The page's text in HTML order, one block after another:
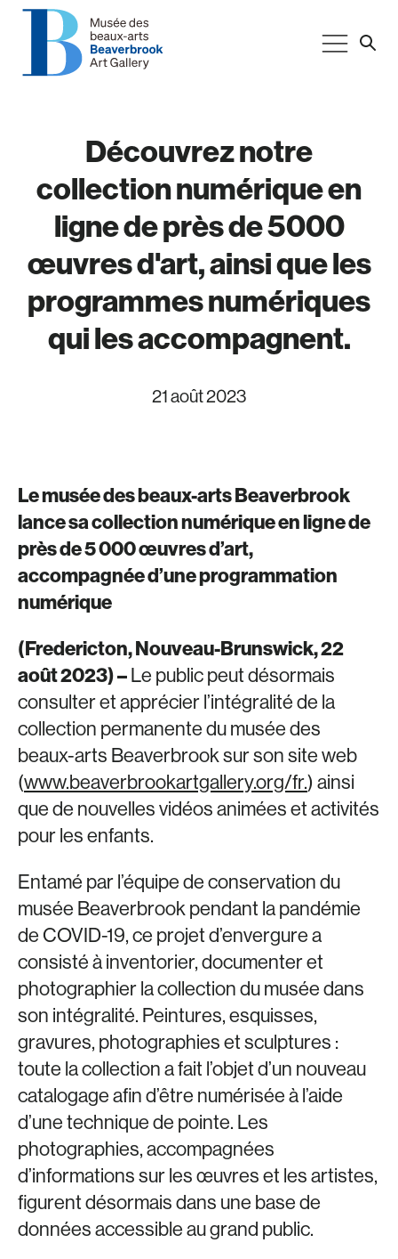
Découvrez notre
collection numérique en
ligne de près de 5000
œuvres d'art, ainsi que les
programmes numériques
qui les accompagnent.
21 août 2023
Le musée des beaux-arts Beaverbrook
lance sa collection numérique en ligne de
près de 5 000 œuvres d’art,
accompagnée d’une programmation
numérique
(Fredericton, Nouveau-Brunswick, 22
août 2023) – Le public peut désormais
consulter et apprécier l’intégralité de la
collection permanente du musée des
beaux-arts Beaverbrook sur son site web
(www.beaverbrookartgallery.org/fr.) ainsi
que de nouvelles vidéos animées et activités
pour les enfants.
Entamé par l’équipe de conservation du
musée Beaverbrook pendant la pandémie
de COVID-19, ce projet d’envergure a
consisté à inventorier, documenter et
photographier la collection du musée dans
son intégralité. Peintures, esquisses,
gravures, photographies et sculptures :
toute la collection a fait l’objet d’un nouveau
catalogage afin d’être numérisée à l’aide
d’une technique de pointe. Les
photographies, accompagnées
d’informations sur les œuvres et les artistes,
figurent désormais dans une base de
données accessible au grand public.